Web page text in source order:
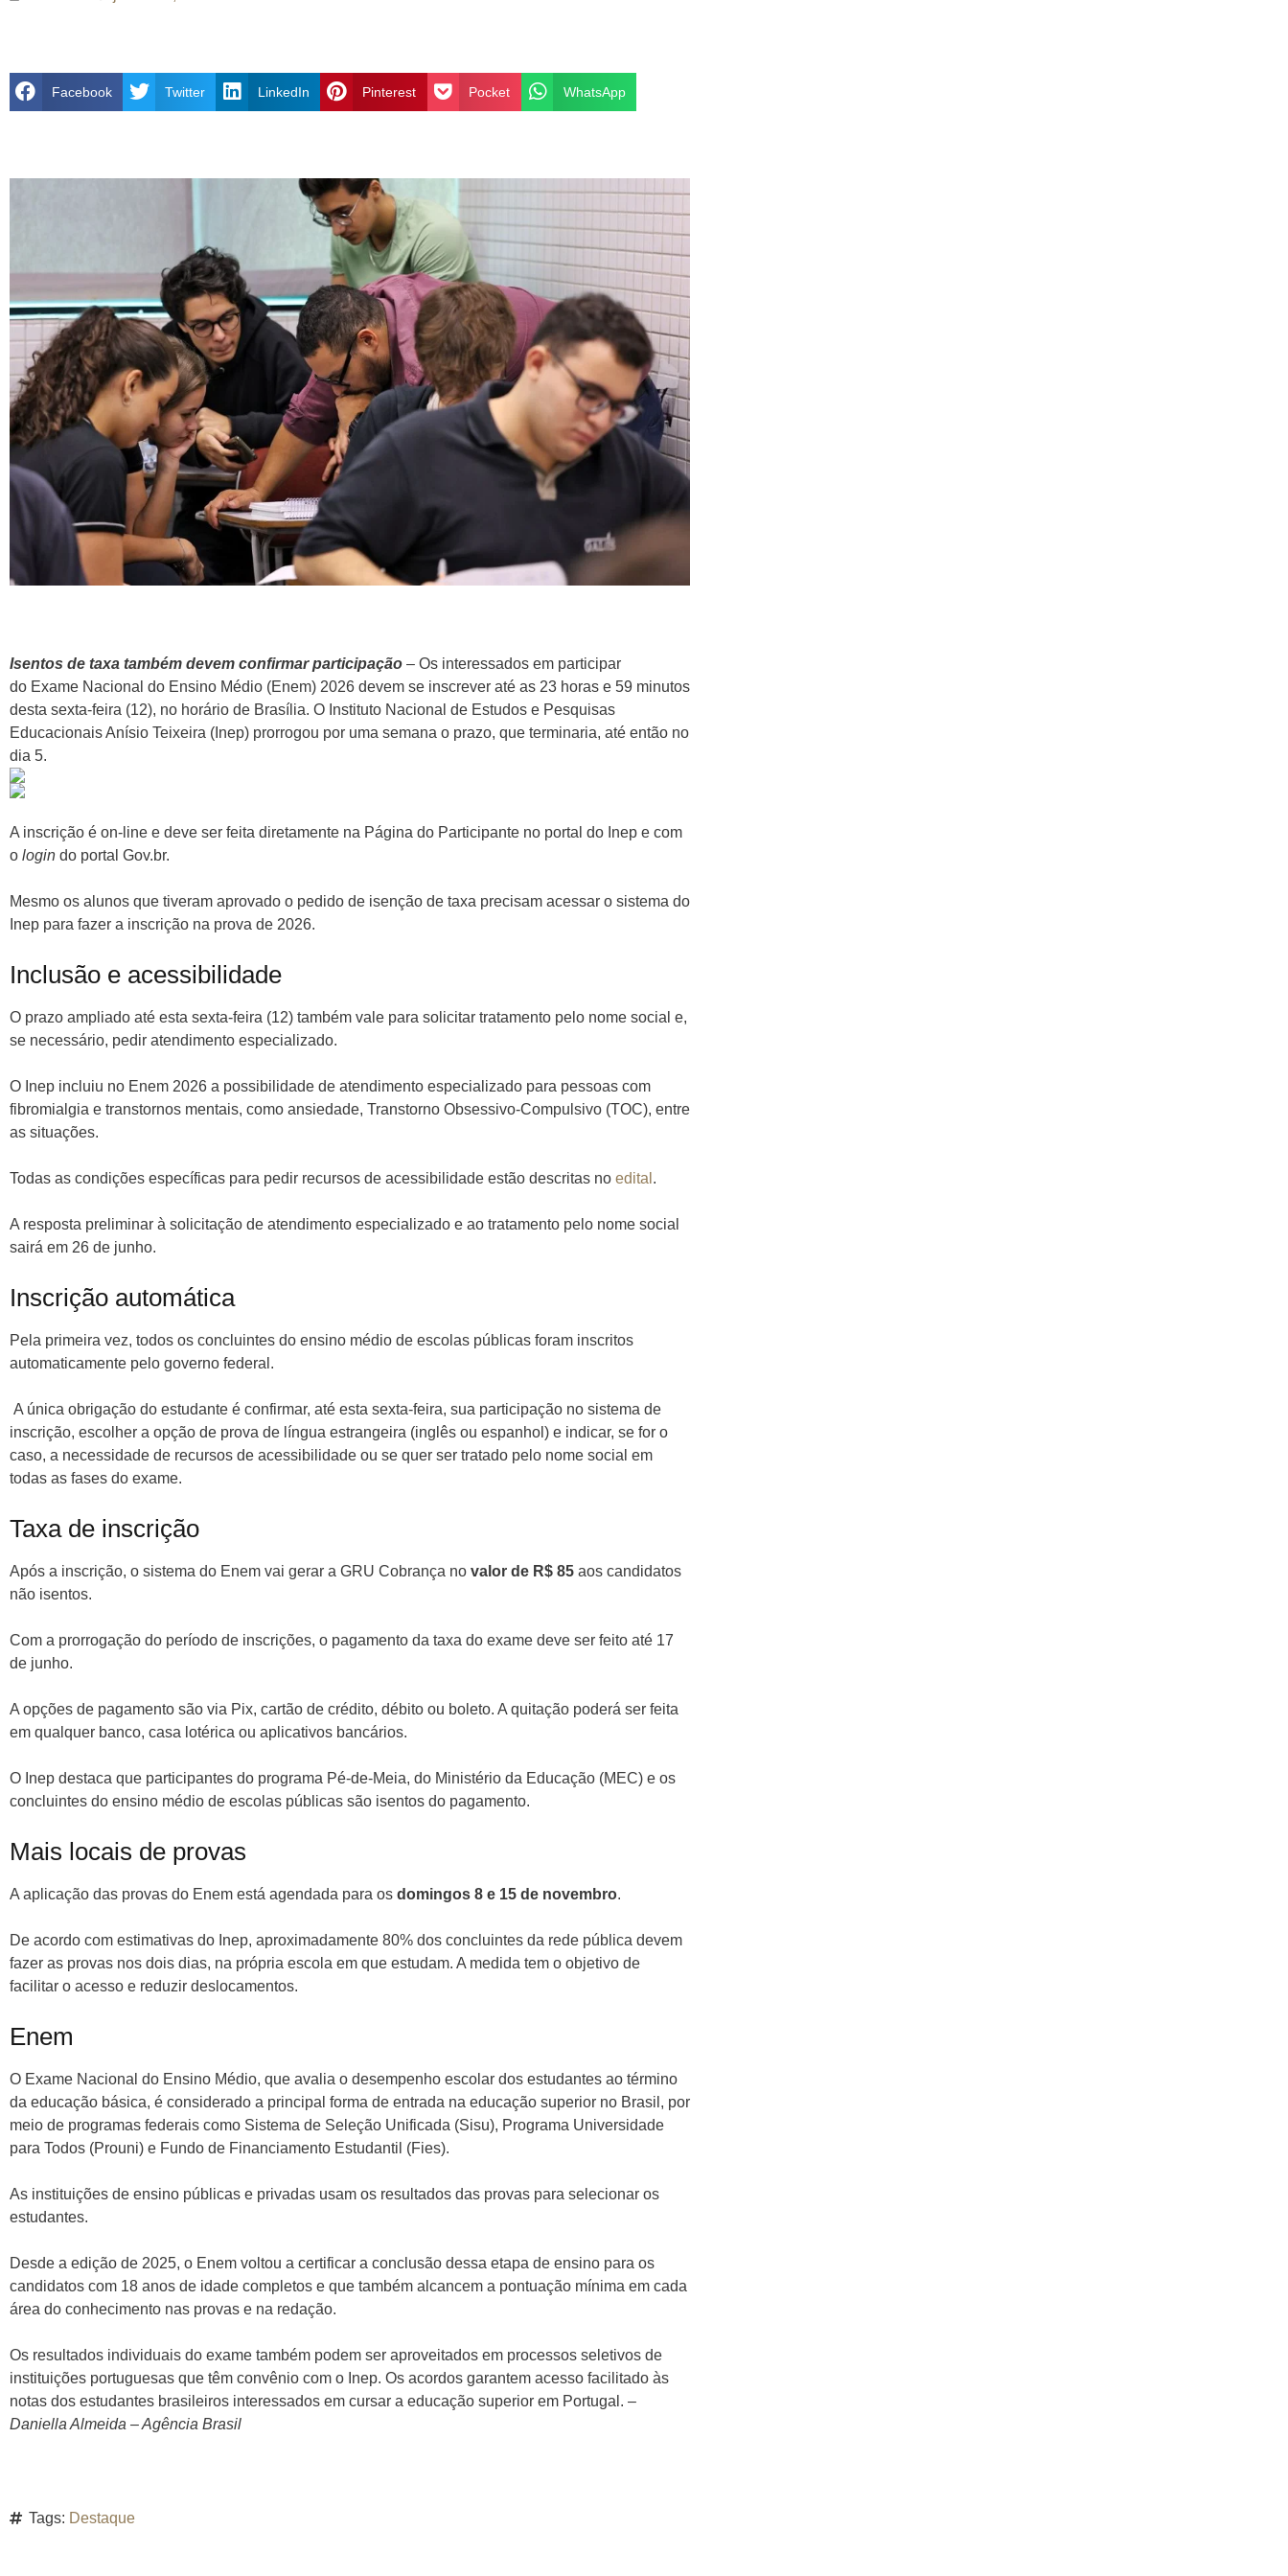
Facebook Twitter LinkedIn Pinterest Pocket WhatsApp
Isentos de taxa também devem confirmar participação – Os interessados em participar
do Exame Nacional do Ensino Médio (Enem) 2026 devem se inscrever até as 23 horas e 59 minutos
desta sexta-feira (12), no horário de Brasília. O Instituto Nacional de Estudos e Pesquisas
Educacionais Anísio Teixeira (Inep) prorrogou por uma semana o prazo, que terminaria, até então no
dia 5.
A inscrição é on-line e deve ser feita diretamente na Página do Participante no portal do Inep e com
o login do portal Gov.br.
Mesmo os alunos que tiveram aprovado o pedido de isenção de taxa precisam acessar o sistema do
Inep para fazer a inscrição na prova de 2026.
Inclusão e acessibilidade
O prazo ampliado até esta sexta-feira (12) também vale para solicitar tratamento pelo nome social e,
se necessário, pedir atendimento especializado.
O Inep incluiu no Enem 2026 a possibilidade de atendimento especializado para pessoas com
fibromialgia e transtornos mentais, como ansiedade, Transtorno Obsessivo-Compulsivo (TOC), entre
as situações.
Todas as condições específicas para pedir recursos de acessibilidade estão descritas no edital .
A resposta preliminar à solicitação de atendimento especializado e ao tratamento pelo nome social
sairá em 26 de junho.
Inscrição automática
Pela primeira vez, todos os concluintes do ensino médio de escolas públicas foram inscritos
automaticamente pelo governo federal.
A única obrigação do estudante é confirmar, até esta sexta-feira, sua participação no sistema de
inscrição, escolher a opção de prova de língua estrangeira (inglês ou espanhol) e indicar, se for o
caso, a necessidade de recursos de acessibilidade ou se quer ser tratado pelo nome social em
todas as fases do exame.
Taxa de inscrição
Após a inscrição, o sistema do Enem vai gerar a GRU Cobrança no valor de R$ 85 aos candidatos
não isentos.
Com a prorrogação do período de inscrições, o pagamento da taxa do exame deve ser feito até 17
de junho.
A opções de pagamento são via Pix, cartão de crédito, débito ou boleto. A quitação poderá ser feita
em qualquer banco, casa lotérica ou aplicativos bancários.
O Inep destaca que participantes do programa Pé-de-Meia, do Ministério da Educação (MEC) e os
concluintes do ensino médio de escolas públicas são isentos do pagamento.
Mais locais de provas
A aplicação das provas do Enem está agendada para os domingos 8 e 15 de novembro.
De acordo com estimativas do Inep, aproximadamente 80% dos concluintes da rede pública devem
fazer as provas nos dois dias, na própria escola em que estudam. A medida tem o objetivo de
facilitar o acesso e reduzir deslocamentos.
Enem
O Exame Nacional do Ensino Médio, que avalia o desempenho escolar dos estudantes ao término
da educação básica, é considerado a principal forma de entrada na educação superior no Brasil, por
meio de programas federais como Sistema de Seleção Unificada (Sisu), Programa Universidade
para Todos (Prouni) e Fundo de Financiamento Estudantil (Fies).
As instituições de ensino públicas e privadas usam os resultados das provas para selecionar os
estudantes.
Desde a edição de 2025, o Enem voltou a certificar a conclusão dessa etapa de ensino para os
candidatos com 18 anos de idade completos e que também alcancem a pontuação mínima em cada
área do conhecimento nas provas e na redação.
Os resultados individuais do exame também podem ser aproveitados em processos seletivos de
instituições portuguesas que têm convênio com o Inep. Os acordos garantem acesso facilitado às
notas dos estudantes brasileiros interessados em cursar a educação superior em Portugal. –
Daniella Almeida – Agência Brasil
Tags: Destaque